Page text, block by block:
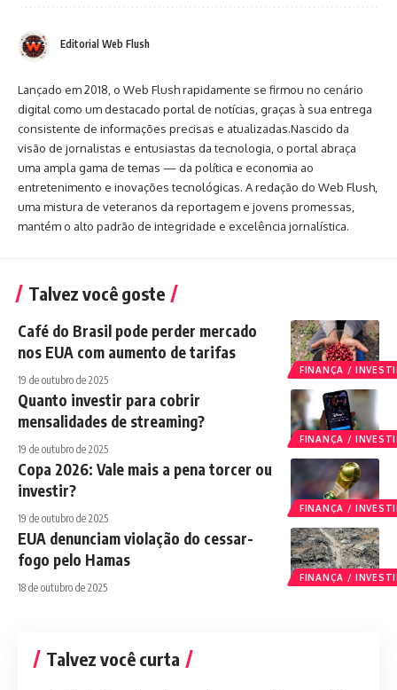
Editorial Web Flush
Lançado em 2018, o Web Flush rapidamente se firmou no cenário
digital como um destacado portal de notícias, graças à sua entrega
consistente de informações precisas e atualizadas.Nascido da
visão de jornalistas e entusiastas da tecnologia, o portal abraça
uma ampla gama de temas — da política e economia ao
entretenimento e inovações tecnológicas. A redação do Web Flush,
uma mistura de veteranos da reportagem e jovens promessas,
mantém o alto padrão de integridade e excelência jornalística.
Talvez você goste
FINANÇA /
Café do Brasil pode perder mercado
nos EUA com aumento de tarifas
19 de outubro de 2025
FINANÇA /
Quanto investir para cobrir
mensalidades de streaming?
19 de outubro de 2025
FINANÇA /
Copa 2026: Vale mais a pena torcer ou
investir?
19 de outubro de 2025
FINANÇA /
EUA denunciam violação do cessar-
fogo pelo Hamas
18 de outubro de 2025
Talvez você curta